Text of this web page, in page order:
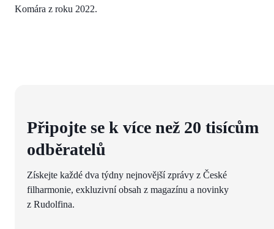
Komára z roku 2022.
Připojte se k více než 20 tisícům
odběratelů
Získejte každé dva týdny nejnovější zprávy z České
filharmonie, exkluzivní obsah z magazínu a novinky
z Rudolfina.